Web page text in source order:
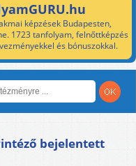
képzések Budapesten,
1723 tanfolyam, felnőttképzés
és bónuszokkal.
bejelentett